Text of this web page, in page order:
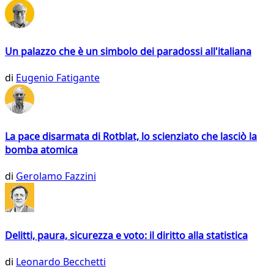
Un palazzo che è un simbolo dei paradossi all'italiana
di Eugenio Fatigante
La pace disarmata di Rotblat, lo scienziato che lasciò la
bomba atomica
di Gerolamo Fazzini
Delitti, paura, sicurezza e voto: il diritto alla statistica
di Leonardo Becchetti